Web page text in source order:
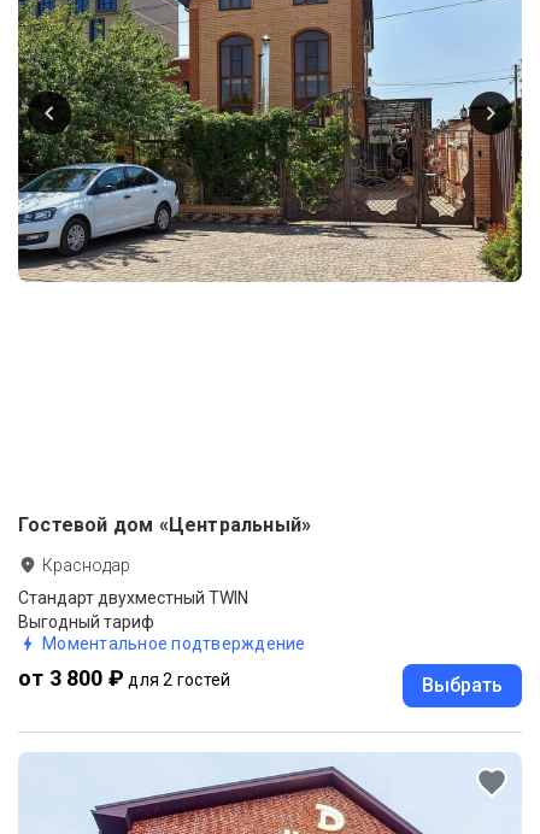
Гостевой дом «Центральный»
Краснодар
Стандарт двухместный TWIN
Выгодный тариф
Моментальное подтверждение
от 3 800 ₽ для 2 гостей Выбрать